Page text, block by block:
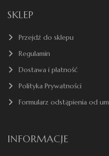
SKLEP
Przejdź do sklepu
Regulamin
Dostawa i płatność
Polityka Prywatności
Formularz odstąpienia od
INFORMACJE